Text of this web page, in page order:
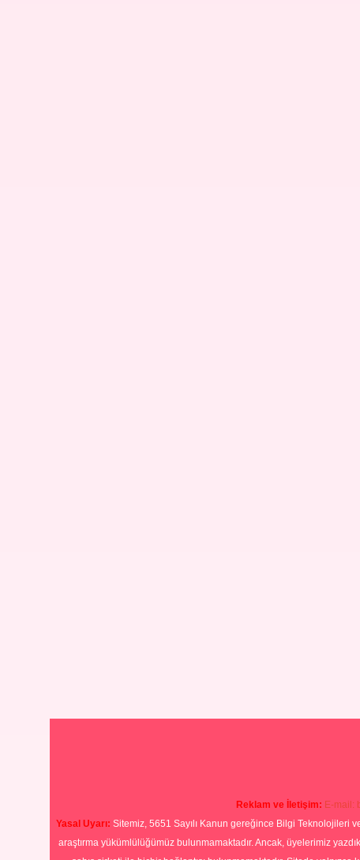
Reklam ve İletişim: E-mail:
Yasal Uyarı: Sitemiz, 5651 Sayılı Kanun gereğince Bilgi Teknolojileri
araştırma yükümlülüğümüz bulunmamaktadır. Ancak, üyelerimiz